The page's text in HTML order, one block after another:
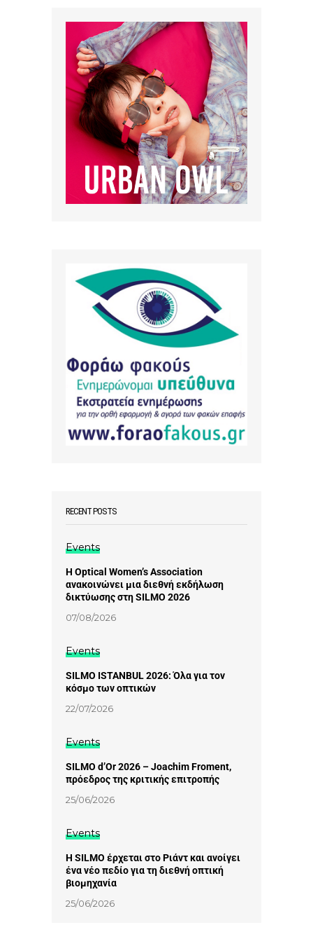
RECENT POSTS
Events
Η Optical Women’s Association
ανακοινώνει μια διεθνή εκδήλωση
δικτύωσης στη SILMO 2026
07/08/2026
Events
SILMO ISTANBUL 2026: Όλα για τον
κόσμο των οπτικών
22/07/2026
Events
SILMO d’Or 2026 – Joachim Froment,
πρόεδρος της κριτικής επιτροπής
25/06/2026
Events
Η SILMO έρχεται στο Ριάντ και ανοίγει
ένα νέο πεδίο για τη διεθνή οπτική
βιομηχανία
25/06/2026